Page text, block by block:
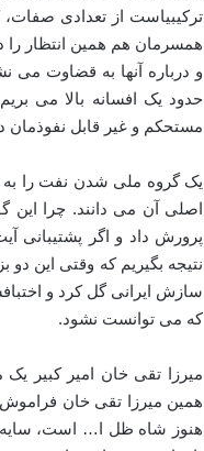
ترکیبیاست از تعدادی صفات،
همسرمان هم همین انتظار
و درباره آنها به قضاوت می
حدود یک افسانه بالا می
مستحکم و غیر قابل نفوذمان
یک گروه ملی شدن نفت را
اصلی آن می دانند. چرا
پرورش داد و اگر پشتیبانی
نتیجه بگیریم که وقتی این
سازش ایرانی گل کرد و
که می توانست نشود.
میرزا تقی خان امیر کبیر
همین میرزا تقی خان
هنوز شاه ظل ا… است،